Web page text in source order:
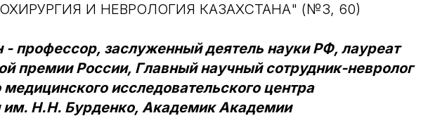
И НЕВРОЛОГИЯ КАЗАХСТАНА" (№3, 60)
профессор, заслуженный деятель науки РФ, лауреат
премии России, Главный научный сотрудник-невролог
исследовательского центра
им. Н.Н. Бурденко, Академик Академии